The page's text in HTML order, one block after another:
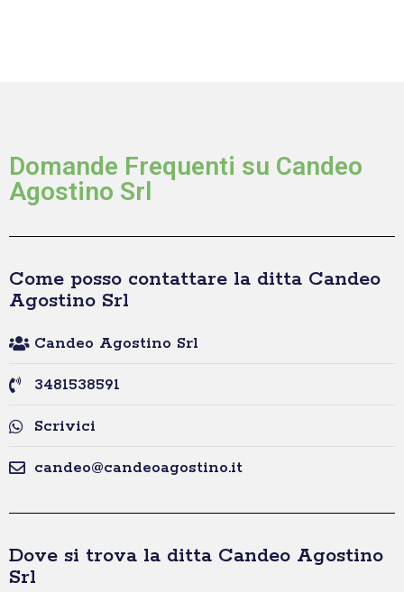
Domande Frequenti su Candeo
Agostino Srl
Come posso contattare la ditta Candeo
Agostino Srl
Candeo Agostino Srl
3481538591
Scrivici
candeo@candeoagostino.it
Dove si trova la ditta Candeo Agostino
Srl